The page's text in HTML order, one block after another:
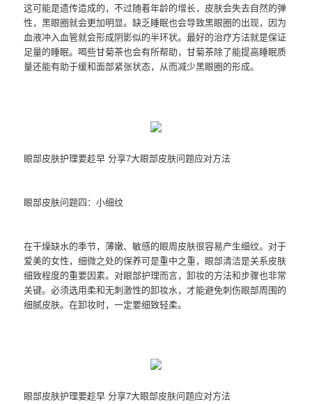
这可能是遗传造成的，不过随着年龄的增长，皮肤会失去自然的弹
性，黑眼圈就会更加明显。缺乏睡眠也会导致黑眼圈的出现，因为
血液冲入血管就会形成阴影似的半环状。最好的治疗方法就是保证
足量的睡眠。喝些甘菊茶也会有所帮助，甘菊茶除了能提高睡眠质
量还能有助于缓和面部紧张状态，从而减少黑眼圈的形成。
眼部皮肤护理要趁早 分享7大眼部皮肤问题应对方法
眼部皮肤问题四：小细纹
在干燥缺水的季节，薄嫩、敏感的眼周皮肤很容易产生细纹。对于
爱美的女性，细微之处的保养可是重中之重，眼部清洁是关系皮肤
细致程度的重要因素。对眼部护理而言，卸妆的方法和步骤也非常
关键。必须选用柔和无刺激性的卸妆水，才能避免刺伤眼部周围的
细腻皮肤。在卸妆时，一定要细致轻柔。
眼部皮肤护理要趁早 分享7大眼部皮肤问题应对方法